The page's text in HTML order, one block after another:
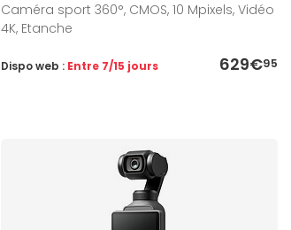
Caméra sport 360°, CMOS, 10 Mpixels, Vidéo
4K, Etanche
629€95
Dispo web : Entre 7/15 jours